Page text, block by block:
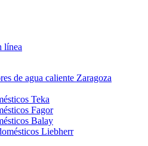
línea
de agua caliente Zaragoza
Teka
Fagor
Balay
Liebherr